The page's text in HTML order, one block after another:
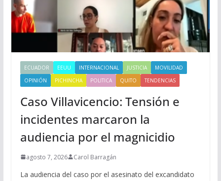
ECUADOR EEUU INTERNACIONAL JUSTICIA
MOVILIDAD
OPINIÓN
PICHINCHA POLITICA QUITO TENDENCIAS
Caso Villavicencio: Tensión e
incidentes marcaron la
audiencia por el magnicidio
agosto 7, 2026 Carol Barragán
La audiencia del caso por el asesinato del excandidato